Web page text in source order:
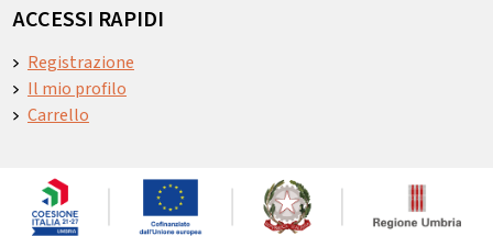
ACCESSI RAPIDI
Registrazione
Il mio profilo
Carrello